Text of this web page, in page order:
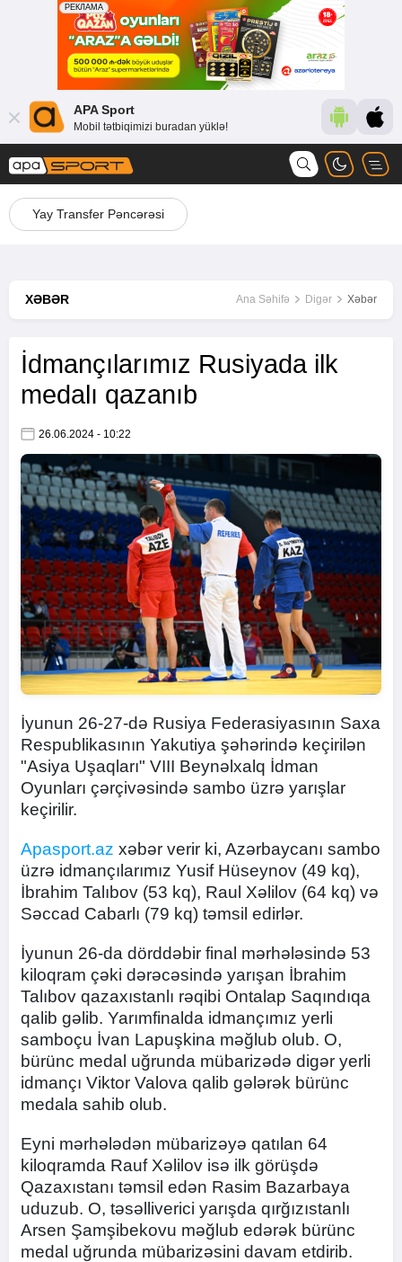
APA Sport
Mobil tətbiqimizi buradan yüklə!
Yay Transfer Pəncərəsi
XƏBƏR Ana Səhifə Digər Xəbər
İdmançılarımız Rusiyada ilk
medalı qazanıb
26.06.2024 - 10:22
İyunun 26-27-də Rusiya Federasiyasının Saxa
Respublikasının Yakutiya şəhərində keçirilən
"Asiya Uşaqları" VIII Beynəlxalq İdman
Oyunları çərçivəsində sambo üzrə yarışlar
keçirilir.
Apasport.az xəbər verir ki, Azərbaycanı sambo
üzrə idmançılarımız Yusif Hüseynov (49 kq),
İbrahim Talıbov (53 kq), Raul Xəlilov (64 kq) və
Səccad Cabarlı (79 kq) təmsil edirlər.
İyunun 26-da dörddəbir final mərhələsində 53
kiloqram çəki dərəcəsində yarışan İbrahim
Talıbov qazaxıstanlı rəqibi Ontalap Saqındıqa
qalib gəlib. Yarımfinalda idmançımız yerli
samboçu İvan Lapuşkina məğlub olub. O,
bürünc medal uğrunda mübarizədə digər yerli
idmançı Viktor Valova qalib gələrək bürünc
medala sahib olub.
Eyni mərhələdən mübarizəyə qatılan 64
kiloqramda Rauf Xəlilov isə ilk görüşdə
Qazaxıstanı təmsil edən Rasim Bazarbaya
uduzub. O, təsəlliverici yarışda qırğızıstanlı
Arsen Şamşibekovu məğlub edərək bürünc
medal uğrunda mübarizəsini davam etdirib.